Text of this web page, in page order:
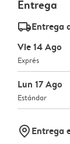
Entrega
delivery_standard_v2Entrega
Vie 14 Ago
Exprés
Lun 17 Ago
Estándar
marker-pinEntrega